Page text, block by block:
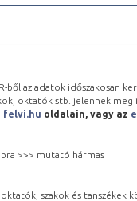
ből az adatok időszakosan
oktatók stb. jelennek meg
felvi.hu oldalain, vagy az
>>> mutató hármas
szakok és tanszékek